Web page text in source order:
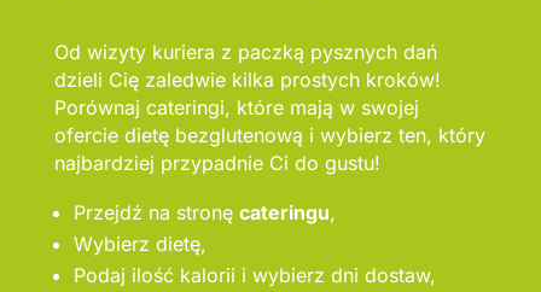
Od wizyty kuriera z paczką pysznych dań
dzieli Cię zaledwie kilka prostych kroków!
Porównaj cateringi, które mają w swojej
ofercie dietę bezglutenową i wybierz ten, który
najbardziej przypadnie Ci do gustu!
Przejdź na stronę cateringu,
Wybierz dietę,
Podaj ilość kalorii i wybierz dni dostaw,